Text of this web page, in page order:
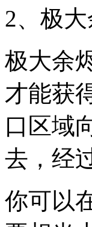
2、极
极大余
才能获
口区域
去，经
你可以